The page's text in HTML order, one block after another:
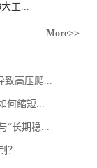
工...
More>>
高压爬...
何缩短...
“长期稳...
？